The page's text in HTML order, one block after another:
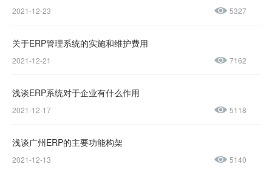
2021-12-23 5327
关于ERP管理系统的实施和维护费用
2021-12-21 7162
浅谈ERP系统对于企业有什么作用
2021-12-17 5118
浅谈广州ERP的主要功能构架
2021-12-13 5140
4155
1237-